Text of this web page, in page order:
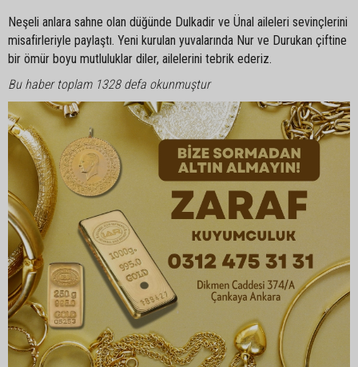
Neşeli anlara sahne olan düğünde Dulkadir ve Ünal aileleri sevinçlerini
misafirleriyle paylaştı. Yeni kurulan yuvalarında Nur ve Durukan çiftine
bir ömür boyu mutluluklar diler, ailelerini tebrik ederiz.
Bu haber toplam 1328 defa okunmuştur